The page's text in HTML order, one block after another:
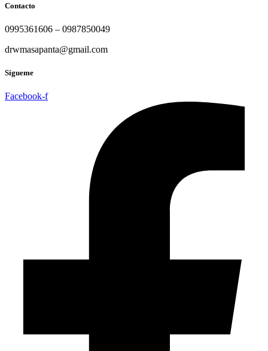
Contacto
0995361606 – 0987850049
drwmasapanta@gmail.com
Sígueme
Facebook-f